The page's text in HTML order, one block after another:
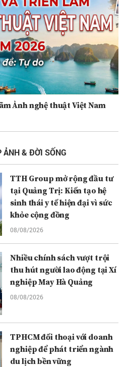
Ảnh nghệ thuật Việt Nam
ẢNH & ĐỜI SỐNG
TTH Group mở rộng đầu tư
tại Quảng Trị: Kiến tạo hệ
sinh thái y tế hiện đại vì sức
khỏe cộng đồng
08/08/2026
Nhiều chính sách vượt trội
thu hút người lao động tại Xí
nghiệp May Hà Quảng
08/08/2026
TPHCM đối thoại với doanh
nghiệp để phát triển ngành
du lịch bền vững